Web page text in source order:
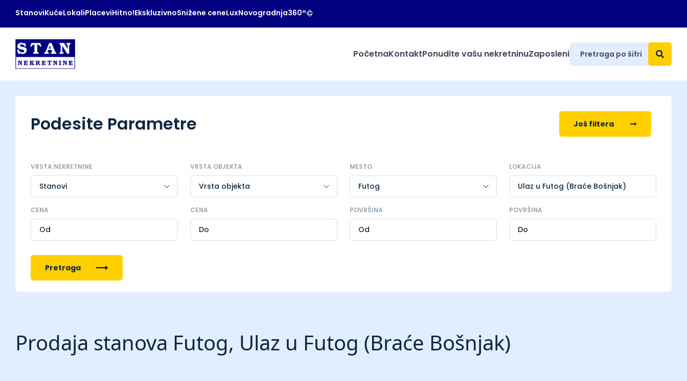
StanoviKućeLokaliPlaceviHitno!EkskluzivnoSnižene ceneLuxNovogradnja360°
PočetnaKontaktPonudite vašu nekretninuZaposleni
Podesite Parametre Još filtera
VRSTA NEKRETNINE VRSTA OBJEKTA MESTO LOKACIJA
Ulaz u Futog (Braće Bošnjak)
CENA CENA POVRŠINA POVRŠINA
Pretraga
Prodaja stanova Futog, Ulaz u Futog (Braće Bošnjak)